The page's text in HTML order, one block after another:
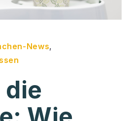
News,
die